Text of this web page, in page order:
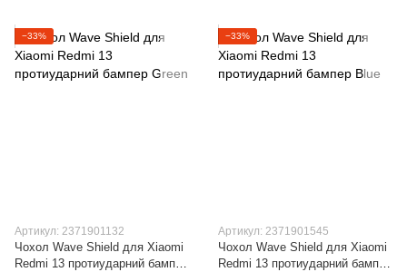
−33%
Артикул: 2371901132
Чохол Wave Shield для Xiaomi
Redmi 13 протиударний бампер
−33%
Артикул: 2371901545
Чохол Wave Shield для Xiaomi
Redmi 13 протиударний бампер